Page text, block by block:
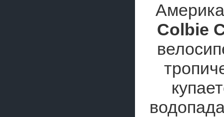
Colbie